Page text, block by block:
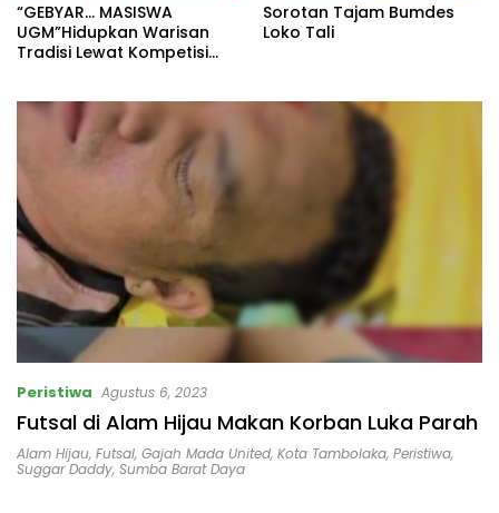
“GEBYAR… MASISWA
UGM”Hidupkan Warisan
Tradisi Lewat Kompetisi
Berhadiah Jutaan Rupiah.
Sorotan Tajam Bumdes
Loko Tali
Peristiwa Agustus 6, 2023
Futsal di Alam Hijau Makan Korban Luka Parah
Alam Hijau, Futsal, Gajah Mada United, Kota Tambolaka, Peristiwa,
Suggar Daddy, Sumba Barat Daya